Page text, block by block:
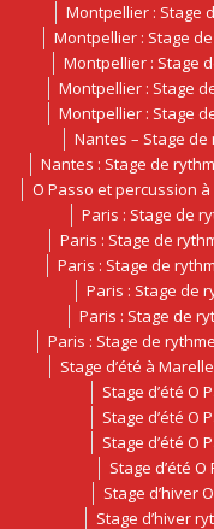
Montpellier : Stage
Montpellier : Stage
Montpellier : Stage
Montpellier : Stage
Montpellier : Stage
Nantes – Stage de
Nantes : Stage de
O Passo et percussion à
Paris : Stage de
Paris : Stage de
Paris : Stage de
Paris : Stage de
Paris : Stage de
Paris : Stage de
Stage d’été à
Stage d’été O
Stage d’été O
Stage d’été O
Stage d’été
Stage d’hiver
Stage d’hiver